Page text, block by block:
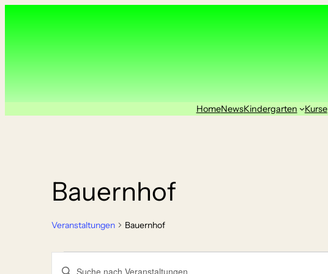
HomeNewsKindergarten Kurse
Bauernhof
Veranstaltungen Bauernhof
Veranstaltungen
Veranstaltungen
Geben